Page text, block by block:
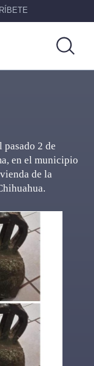
pasado 2 de
en el municipio
de la